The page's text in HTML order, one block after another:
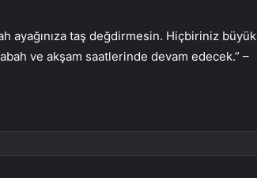
ayağınıza taş değdirmesin. Hiçbiriniz büyük
ve akşam saatlerinde devam edecek.” –